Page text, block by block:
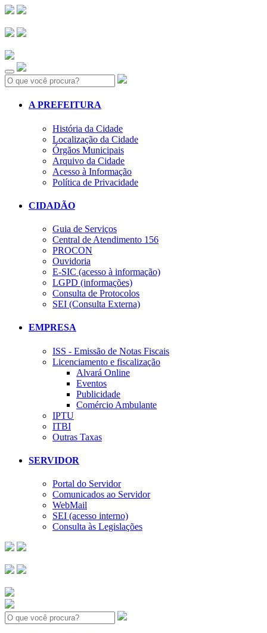
Search:
A PREFEITURA
História da Cidade
Localização da Cidade
Órgãos Municipais
Arquivo da Cidade
Acesso à Informação
Política de Privacidade
CIDADÃO
Guia de Serviços
Central de Atendimento 156
PROCON
Ouvidoria
E-SIC (acesso à informação)
LGPD (informações)
Consulta de Protocolos
SEI (Consulta Externa)
EMPRESA
ISS - Emissão de Notas Fiscais
Licenciamento e fiscalização
Alvará Online
Eventos
Publicidade
Comércio Ambulante
IPTU
ITBI
Outras Taxas
SERVIDOR
Portal do Servidor
Comunicados ao Servidor
WebMail
SEI (acesso interno)
Consulta às Legislações
Search: